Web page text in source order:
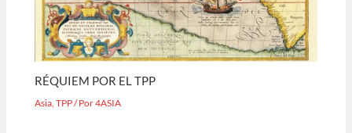
RÉQUIEM POR EL TPP
Asia,TPP/ Por4ASIA